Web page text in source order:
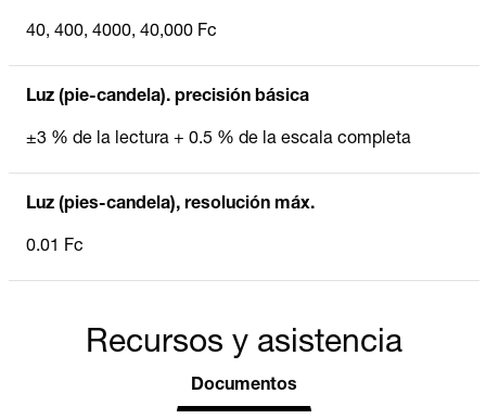
40, 400, 4000, 40,000 Fc
Luz (pie-candela). precisión básica
±3 % de la lectura + 0.5 % de la escala completa
Luz (pies-candela), resolución máx.
0.01 Fc
Recursos y asistencia
Documentos